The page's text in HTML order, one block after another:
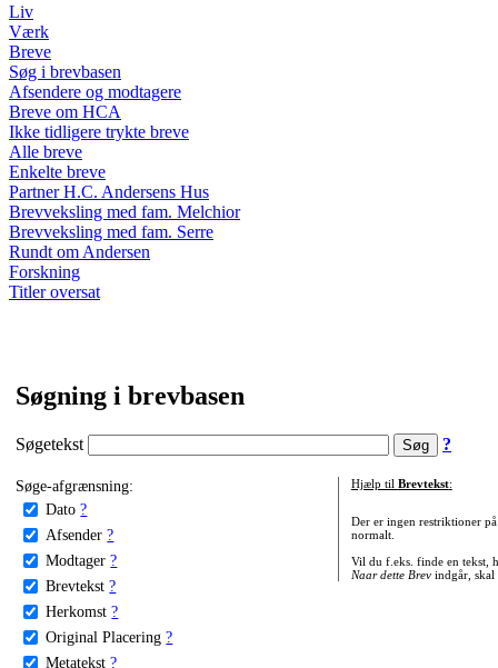
Liv
Værk
Breve
Søg i brevbasen
Afsendere og modtagere
Breve om HCA
Ikke tidligere trykte breve
Alle breve
Enkelte breve
Partner H.C. Andersens Hus
Brevveksling med fam. Melchior
Brevveksling med fam. Serre
Rundt om Andersen
Forskning
Titler oversat
Søgning i brevbasen
Søgetekst ?
Søge-afgrænsning:
Dato ?
Afsender ?
Modtager ?
Brevtekst ?
Herkomst ?
Original Placering ?
Metatekst ?
Hjælp til Brevtekst:
Der er ingen restriktioner
normalt.
Vil du f.eks. finde en tekst,
Naar dette Brevindgår, skal